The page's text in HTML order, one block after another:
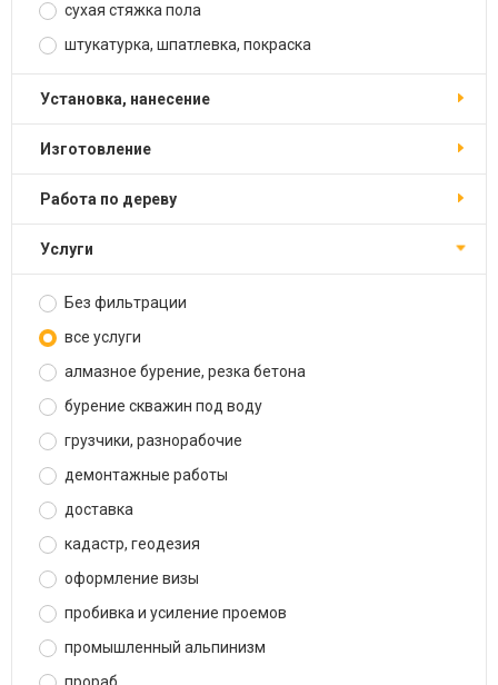
сухая стяжка пола
штукатурка, шпатлевка, покраска
установка, нанесение
изготовление
работа по дереву
услуги
Без фильтрации
все услуги
алмазное бурение, резка бетона
бурение скважин под воду
грузчики, разнорабочие
демонтажные работы
доставка
кадастр, геодезия
оформление визы
пробивка и усиление проемов
промышленный альпинизм